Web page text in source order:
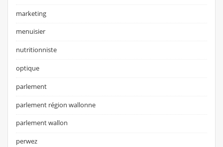
marketing
menuisier
nutritionniste
optique
parlement
parlement région wallonne
parlement wallon
perwez